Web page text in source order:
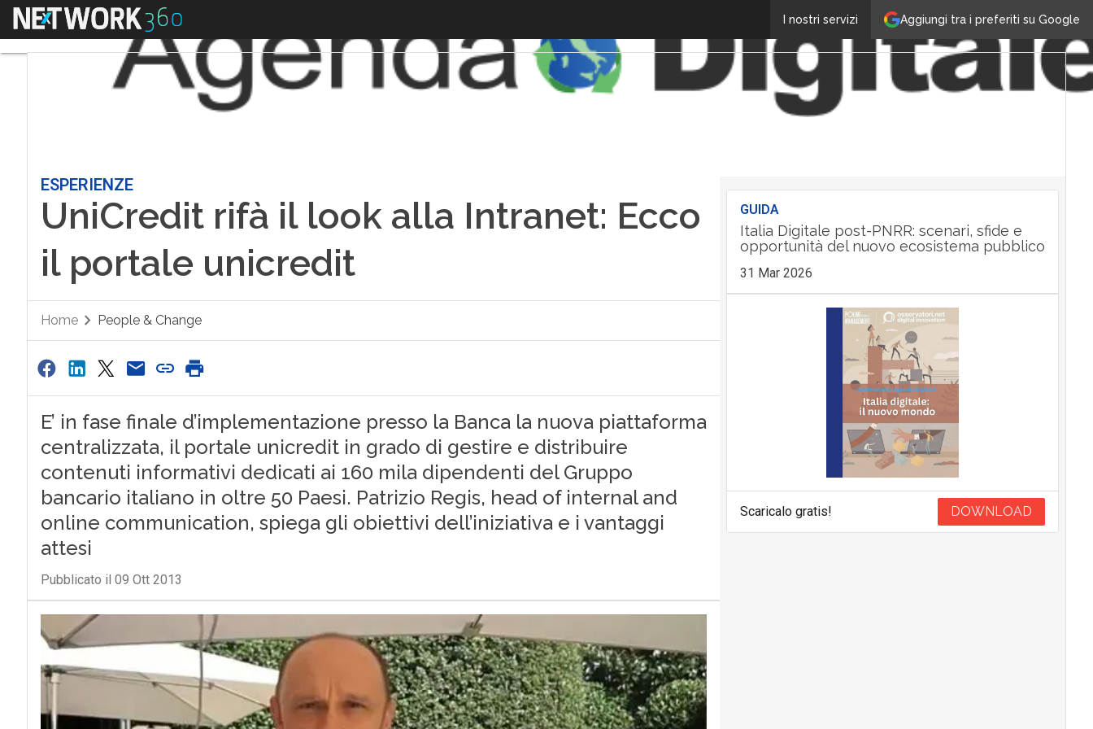
Aggiungi tra i preferiti su Google
I nostri servizi
Menu
ESPERIENZE
UniCredit rifà il look alla Intranet: Ecco
il portale unicredit
Home People & Change
E’ in fase finale d’implementazione presso la Banca la nuova piattaforma
centralizzata, il portale unicredit in grado di gestire e distribuire
contenuti informativi dedicati ai 160 mila dipendenti del Gruppo
bancario italiano in oltre 50 Paesi. Patrizio Regis, head of internal and
online communication, spiega gli obiettivi dell’iniziativa e i vantaggi
attesi
Pubblicato il 09 Ott 2013
GUIDA
Italia Digitale post-PNRR: scenari, sfide e
opportunità del nuovo ecosistema pubblico
31 Mar 2026
Scaricalo gratis! DOWNLOAD